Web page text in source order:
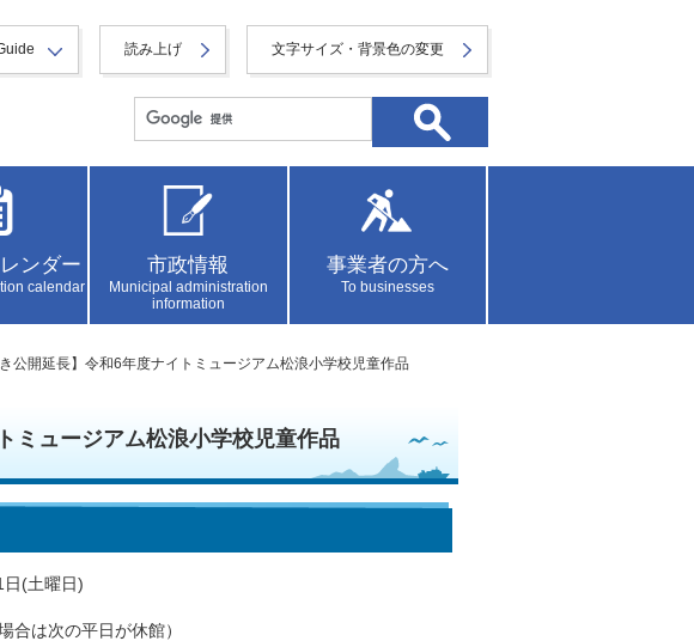
読み上げ 文字サイズ・背景色の変更
ンダー
calendar
市政情報
Municipal administration
information
事業者の方へ
To businesses
公開延長】令和6年度ナイトミュージアム松浪小学校児童作品
ミュージアム松浪小学校児童作品
日(土曜日)
合は次の平日が休館）